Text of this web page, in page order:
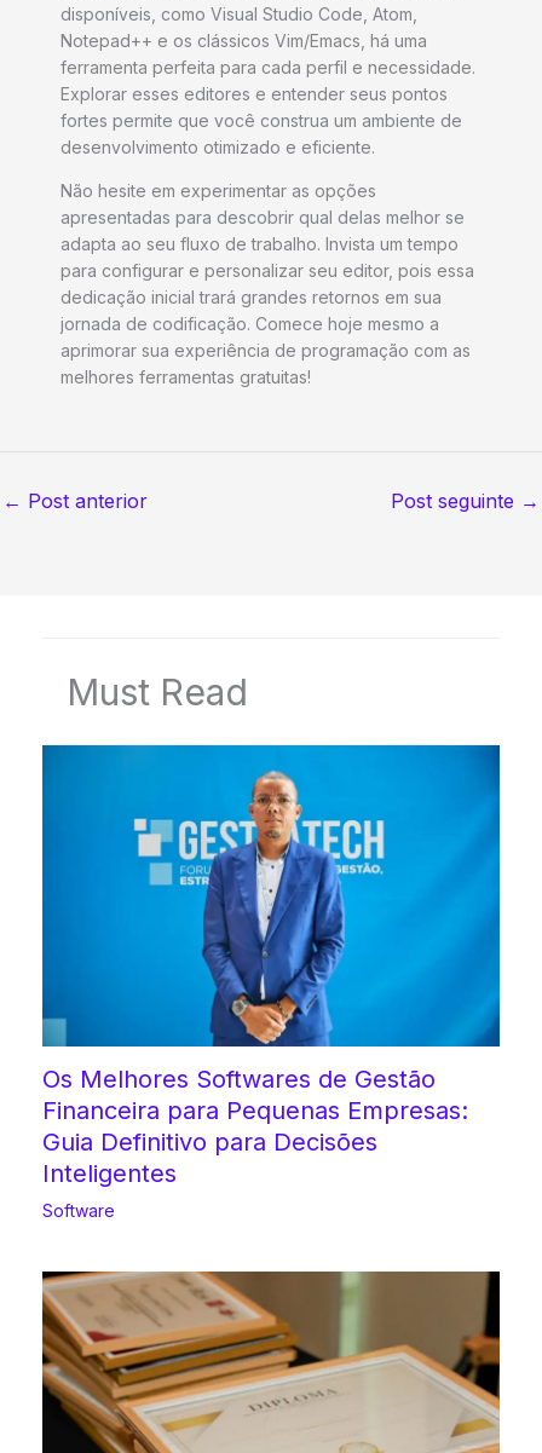
disponíveis, como Visual Studio Code, Atom,
Notepad++ e os clássicos Vim/Emacs, há uma
ferramenta perfeita para cada perfil e necessidade.
Explorar esses editores e entender seus pontos
fortes permite que você construa um ambiente de
desenvolvimento otimizado e eficiente.
Não hesite em experimentar as opções
apresentadas para descobrir qual delas melhor se
adapta ao seu fluxo de trabalho. Invista um tempo
para configurar e personalizar seu editor, pois essa
dedicação inicial trará grandes retornos em sua
jornada de codificação. Comece hoje mesmo a
aprimorar sua experiência de programação com as
melhores ferramentas gratuitas!
← Post anterior Post seguinte →
Must Read
Os Melhores Softwares de Gestão
Financeira para Pequenas Empresas:
Guia Definitivo para Decisões
Inteligentes
Software